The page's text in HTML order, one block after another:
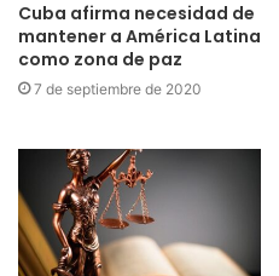
Cuba afirma necesidad de
mantener a América Latina
como zona de paz
7 de septiembre de 2020